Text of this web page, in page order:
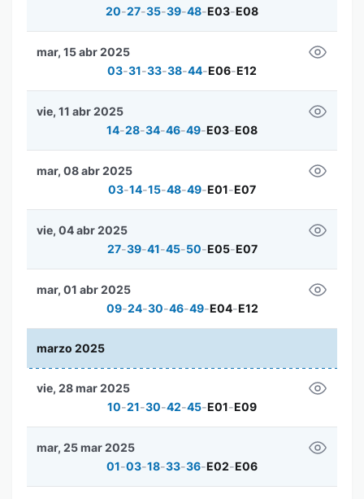
20-27-35-39-48-E03-E08
03-31-33-38-44-E06-E12
mar, 15 abr 2025
14-28-34-46-49-E03-E08
vie, 11 abr 2025
03-14-15-48-49-E01-E07
mar, 08 abr 2025
27-39-41-45-50-E05-E07
vie, 04 abr 2025
09-24-30-46-49-E04-E12
mar, 01 abr 2025
marzo 2025
10-21-30-42-45-E01-E09
vie, 28 mar 2025
01-03-18-33-36-E02-E06
mar, 25 mar 2025